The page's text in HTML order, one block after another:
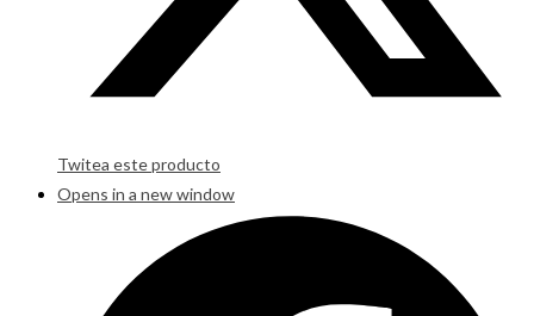
Twitea este producto
Opens in a new window